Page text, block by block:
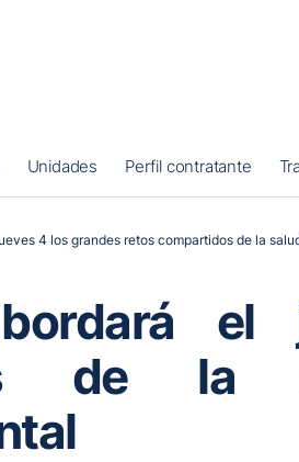
Unidades Perfil contratante
4 los grandes retos compartidos de la
de la